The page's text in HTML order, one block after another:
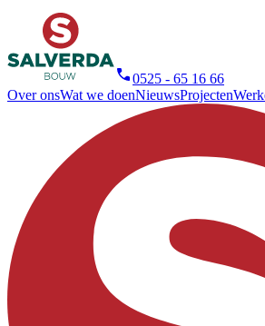
0525 - 65 16 66
Over onsWat we doenNieuwsProjecten